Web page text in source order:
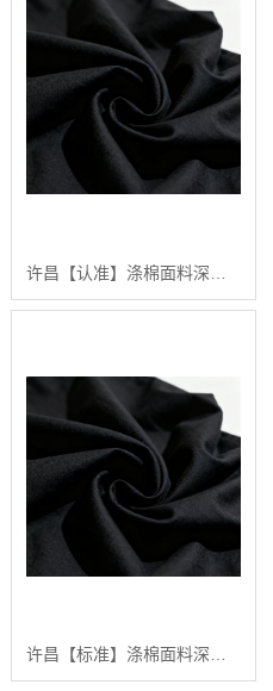
许昌【标准】涤棉面料深度解析：构建高品质、可持续纺织品供应链的行业白皮书【精梳涤棉坯布长期供应合作案例】【什么意思?】